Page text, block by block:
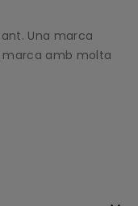
Una marca
marca amb molta